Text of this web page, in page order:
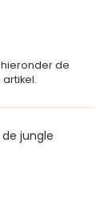
hieronder de
de jungle